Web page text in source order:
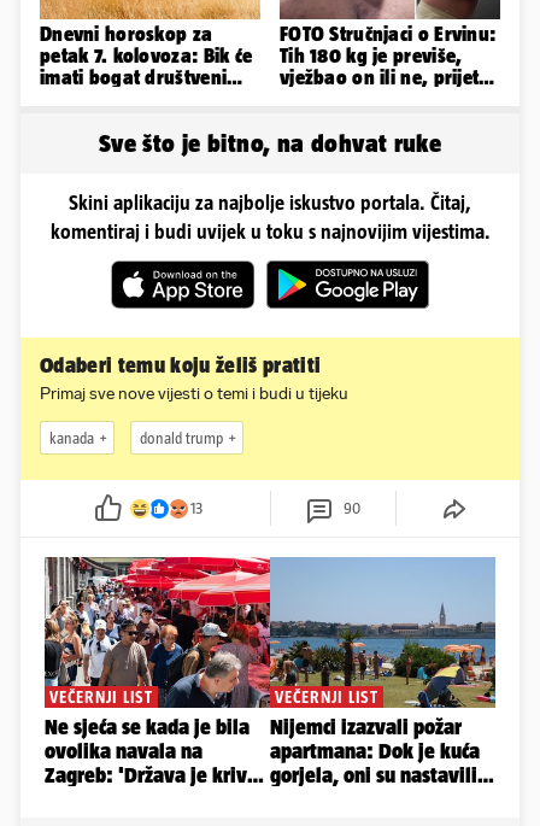
Dnevni horoskop za
petak 7. kolovoza: Bik će
imati bogat društveni
FOTO Stručnjaci o Ervinu:
Tih 180 kg je previše,
vježbao on ili ne, prijete
Sve što je bitno, na dohvat ruke
Skini aplikaciju za najbolje iskustvo portala. Čitaj,
komentiraj i budi uvijek u toku s najnovijim vijestima.
Odaberi temu koju želiš pratiti
Primaj sve nove vijesti o temi i budi u tijeku
kanada donald trump
13 90